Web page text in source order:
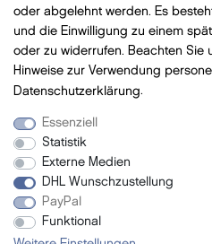
Versandmit DHL
Newsletter
- Neue Beauty Produkte
- Exclusive Angebote
- Promotion-Geschenke
oder abgelehnt werden. Es
und die Einwilligung zu einem
oder zu widerrufen. Beachten Sie
Hinweise zur Verwendung
Daten­schutz­erklärung.
Essenziell
Statistik
Externe Medien
DHL Wunschzustellung
PayPal
Funktional